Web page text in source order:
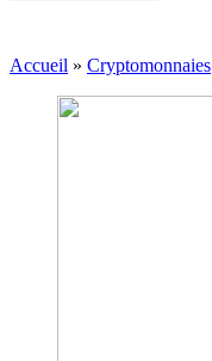
Accueil » Cryptomonnaies